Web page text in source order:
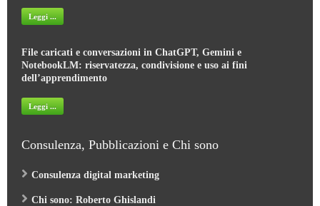
Leggi ...
File caricati e conversazioni in ChatGPT, Gemini e
NotebookLM: riservatezza, condivisione e uso ai fini
dell’apprendimento
Leggi ...
Consulenza, Pubblicazioni e Chi sono
Consulenza digital marketing
Chi sono: Roberto Ghislandi